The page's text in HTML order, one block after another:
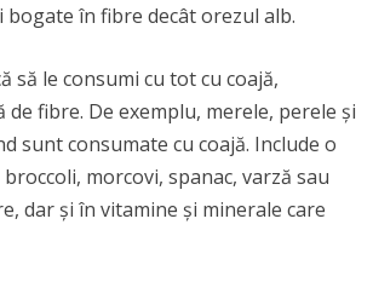
în fibre decât orezul alb.
să le consumi cu tot cu coajă,
fibre. De exemplu, merele, perele și
sunt consumate cu coajă. Include o
morcovi, spanac, varză sau
dar și în vitamine și minerale care